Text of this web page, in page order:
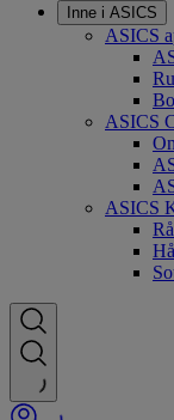
Inne i ASICS
ASICS
ASICS
ASICS